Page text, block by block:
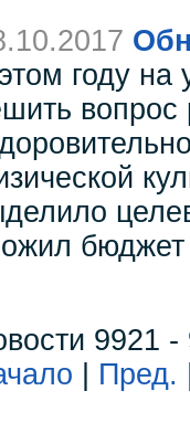
году
вопрос
бюджет
9921 -
Пред.